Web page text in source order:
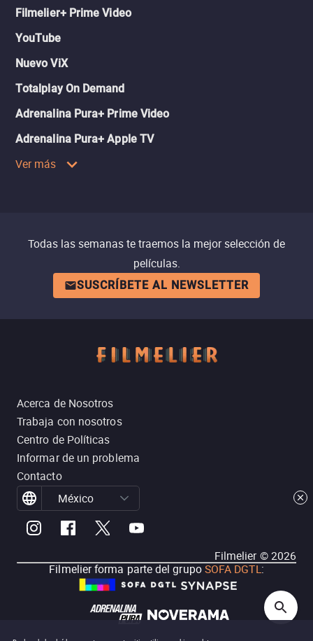
Filmelier+ Prime Video
YouTube
Nuevo ViX
Totalplay On Demand
Adrenalina Pura+ Prime Video
Adrenalina Pura+ Apple TV
Ver más
Todas las semanas te traemos la mejor selección de
películas.
SUSCRÍBETE AL NEWSLETTER
Acerca de Nosotros
Trabaja con nosotros
Centro de Políticas
Informar de un problema
Contacto
México
Filmelier ©2026
Filmelier forma parte del grupoSOFA DGTL: